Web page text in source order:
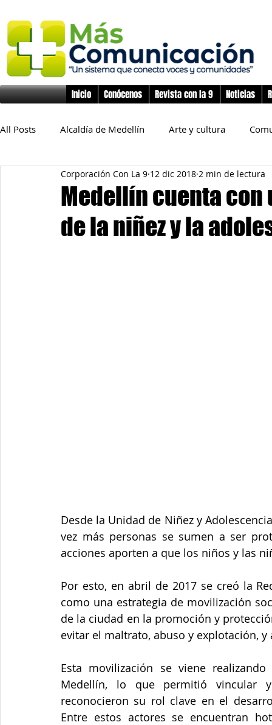
Inicio Conócenos Revista con la 9 Noticias
All Posts Alcaldía de Medellín Arte y cultura
Educación Derechos Humanos Deporte
Inclusión Social Infancia y preadolescencia
Medellín cuenta con
de la niñez y la
Corporación Con La 9 12 dic 2018 2 min de lectura
Desde la Unidad de Niñez y
vez más personas se sumen a ser
acciones aporten a que los niños y las
Por esto, en abril de 2017 se creó la
como una estrategia de movilización
de la ciudad en la promoción y
evitar el maltrato, abuso y explotación,
Esta movilización se viene
Medellín, lo que permitió vincular
reconocieron su rol clave en el
Entre estos actores se encuentran